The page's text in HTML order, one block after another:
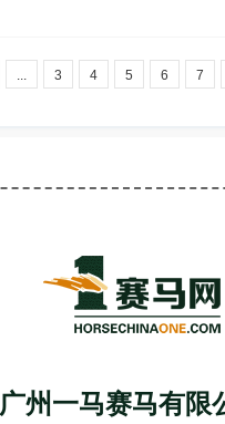
... 3 4 5 6 7
广州一马赛马有限